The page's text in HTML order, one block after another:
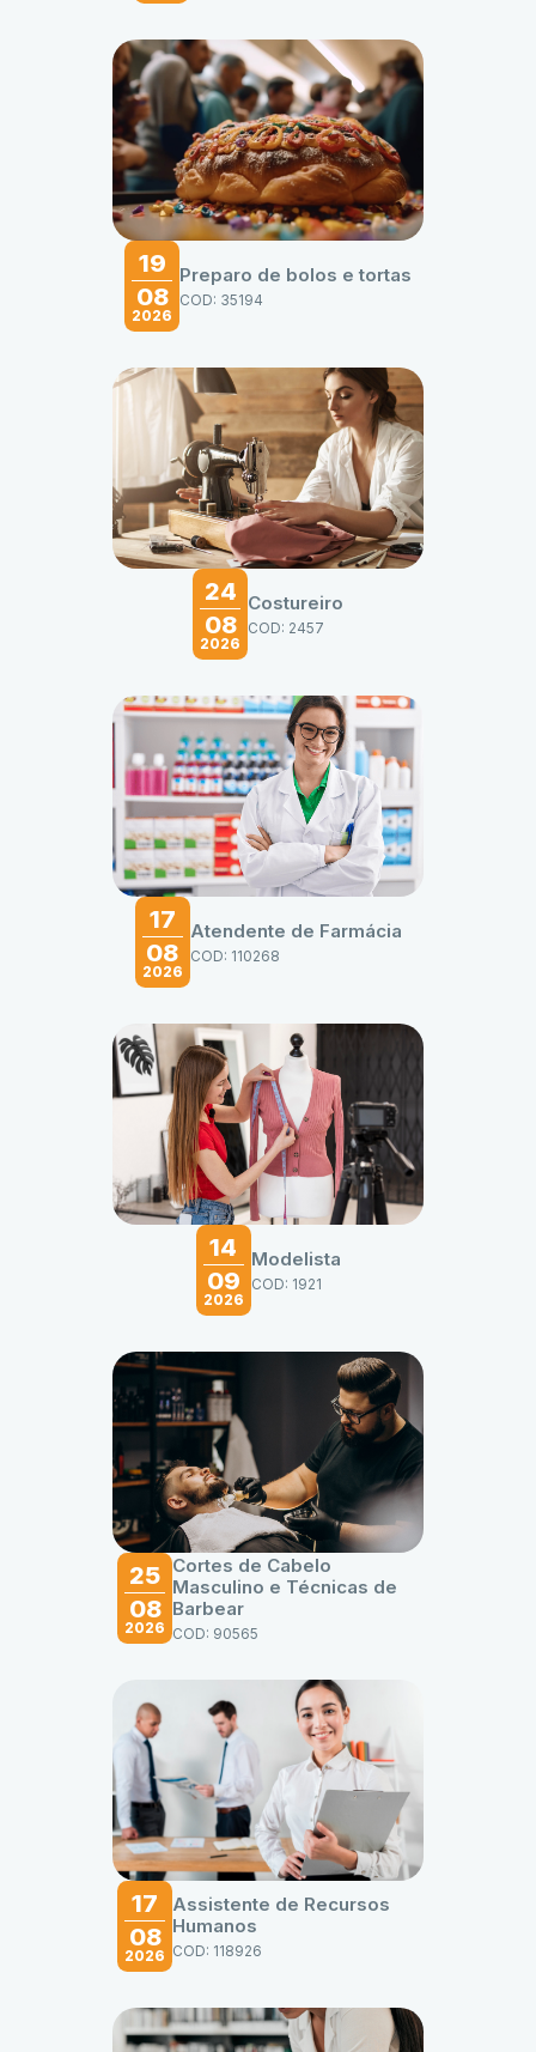
19
08
2026
Preparo de bolos e tortas
COD: 35194
24
08
2026
Costureiro
COD: 2457
17
08
2026
Atendente de Farmácia
COD: 110268
14
09
2026
Modelista
COD: 1921
25
08
2026
Cortes de Cabelo
Masculino e Técnicas de
Barbear
COD: 90565
17
08
2026
Assistente de Recursos
Humanos
COD: 118926